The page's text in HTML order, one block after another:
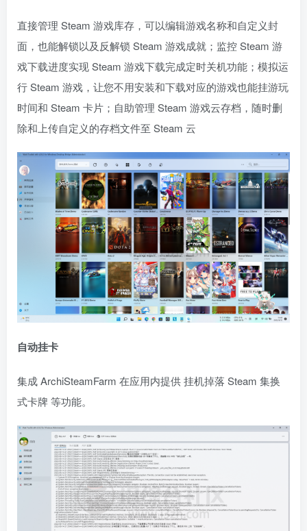
直接管理 Steam 游戏库存，可以编辑游戏名称和自定义封
面，也能解锁以及反解锁 Steam 游戏成就；监控 Steam 游
戏下载进度实现 Steam 游戏下载完成定时关机功能；模拟运
行 Steam 游戏，让您不用安装和下载对应的游戏也能挂游玩
时间和 Steam 卡片；自助管理 Steam 游戏云存档，随时删
除和上传自定义的存档文件至 Steam 云
自动挂卡
集成 ArchiSteamFarm 在应用内提供 挂机掉落 Steam 集换
式卡牌 等功能。